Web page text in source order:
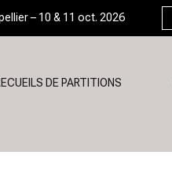
– 10 & 11 oct. 2026
chromatique.
DE PARTITIONS